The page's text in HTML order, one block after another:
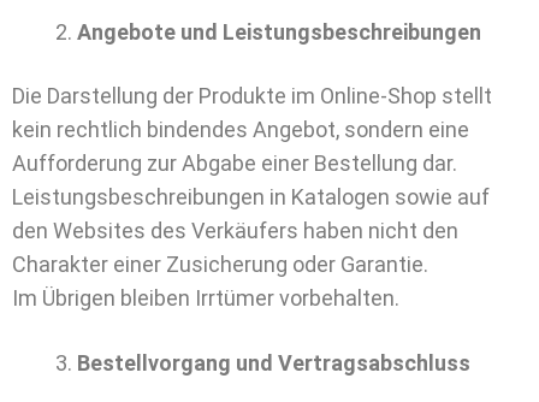
Angebote und Leistungsbeschreibungen
Die Darstellung der Produkte im Online-Shop stellt
kein rechtlich bindendes Angebot, sondern eine
Aufforderung zur Abgabe einer Bestellung dar.
Leistungsbeschreibungen in Katalogen sowie auf
den Websites des Verkäufers haben nicht den
Charakter einer Zusicherung oder Garantie.
Im Übrigen bleiben Irrtümer vorbehalten.
Bestellvorgang und Vertragsabschluss